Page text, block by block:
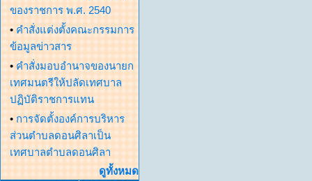
ของราชการ พ.ศ. 2540
• คำสั่งแต่งตั้งคณะกรรมการ
ข้อมูลข่าวสาร
• คำสั่งมอบอำนาจของนายก
เทศมนตรีให้ปลัดเทศบาล
ปฏิบัติราชการแทน
• การจัดตั้งองค์การบริหาร
ส่วนตำบลดอนศิลาเป็น
เทศบาลตำบลดอนศิลา
ดูทั้งหมด